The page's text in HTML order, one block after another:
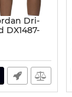
Dri-
DX1487-